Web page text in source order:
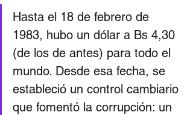
Hasta el 18 de febrero de
1983, hubo un dólar a Bs 4,30
(de los de antes) para todo el
mundo. Desde esa fecha, se
estableció un control cambiario
que fomentó la corrupción: un